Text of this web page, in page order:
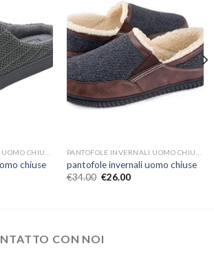
chiuse
pantofole invernali uomo chiuse
€34.00 €26.00
CON NOI